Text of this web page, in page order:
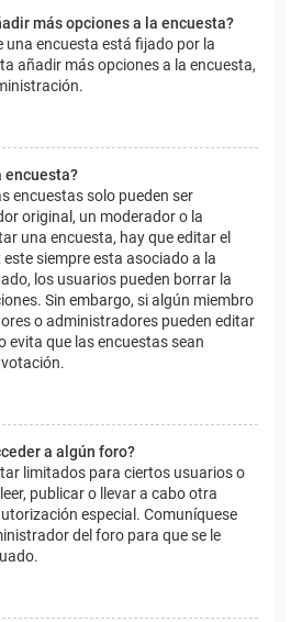
más opciones a la encuesta?
una encuesta está fijado por la
añadir más opciones a la encuesta,
encuesta?
encuestas solo pueden ser
original, un moderador o la
una encuesta, hay que editar el
siempre esta asociado a la
los usuarios pueden borrar la
Sin embargo, si algún miembro
o administradores pueden editar
evita que las encuestas sean
a algún foro?
limitados para ciertos usuarios o
publicar o llevar a cabo otra
especial. Comuníquese
del foro para que se le